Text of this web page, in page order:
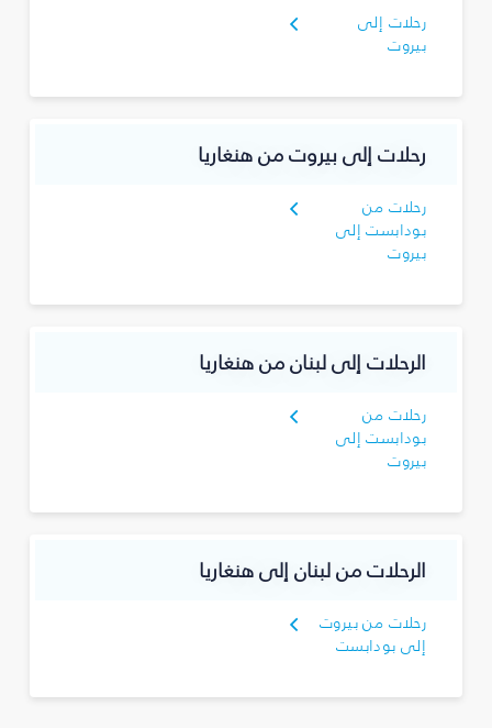
رحلات إلى
بيروت
رحلات إلى بيروت من هنغاريا
رحلات من
بودابست إلى
بيروت
الرحلات إلى لبنان من هنغاريا
رحلات من
بودابست إلى
بيروت
الرحلات من لبنان إلى هنغاريا
رحلات من بيروت
إلى بودابست